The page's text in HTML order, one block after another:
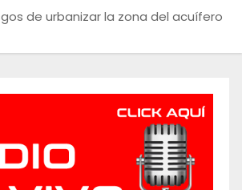
de urbanizar la zona del acuífero